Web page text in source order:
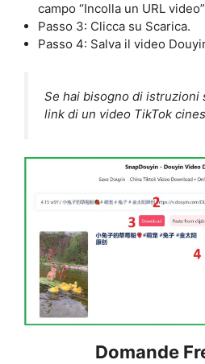
campo “Incolla un URL
Passo 3: Clicca su Scarica.
Passo 4: Salva il video
Se hai bisogno di istruzioni
link di un video TikTok
Domande